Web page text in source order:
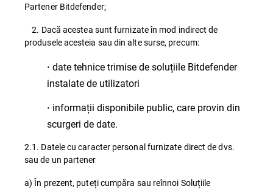
Partener Bitdefender;
2. Dacă acestea sunt furnizate în mod indirect de
produsele acesteia sau din alte surse, precum:
· date tehnice trimise de soluțiile Bitdefender
instalate de utilizatori
· informații disponibile public, care provin din
scurgeri de date.
2.1. Datele cu caracter personal furnizate direct de dvs.
sau de un partener
a) În prezent, puteți cumpăra sau reînnoi Soluțiile